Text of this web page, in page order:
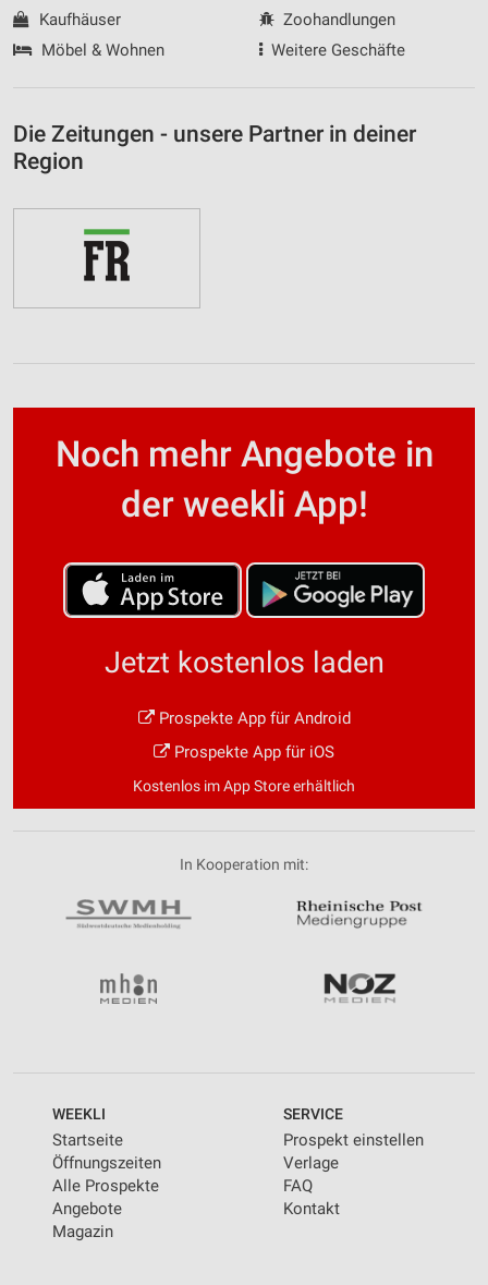
Kaufhäuser
Möbel & Wohnen
Zoohandlungen
Weitere Geschäfte
Die Zeitungen - unsere Partner in deiner
Region
Noch mehr Angebote in
der weekli App!
Jetzt kostenlos laden
Prospekte App für Android
Prospekte App für iOS
Kostenlos im App Store erhältlich
In Kooperation mit:
WEEKLI
Startseite
Öffnungszeiten
Alle Prospekte
Angebote
Magazin
SERVICE
Prospekt einstellen
Verlage
FAQ
Kontakt